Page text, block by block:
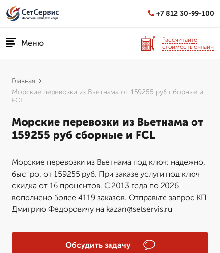
+7 812 30-99-100
Меню
Рассчитайте
стоимость онлайн
Главная
Морские перевозки из Вьетнама от 159255 руб сборные и
FCL
Морские перевозки из Вьетнама от
159255 руб сборные и FCL
Морские перевозки из Вьетнама под ключ: надежно,
быстро, от 159255 руб. При заказе услуги под ключ
скидка от 16 процентов. С 2013 года по 2026
вополнено более 4119 заказов. Отправьте запрос КП
Дмитрию Федоровичу на kazan@setservis.ru
Обсудить задачу